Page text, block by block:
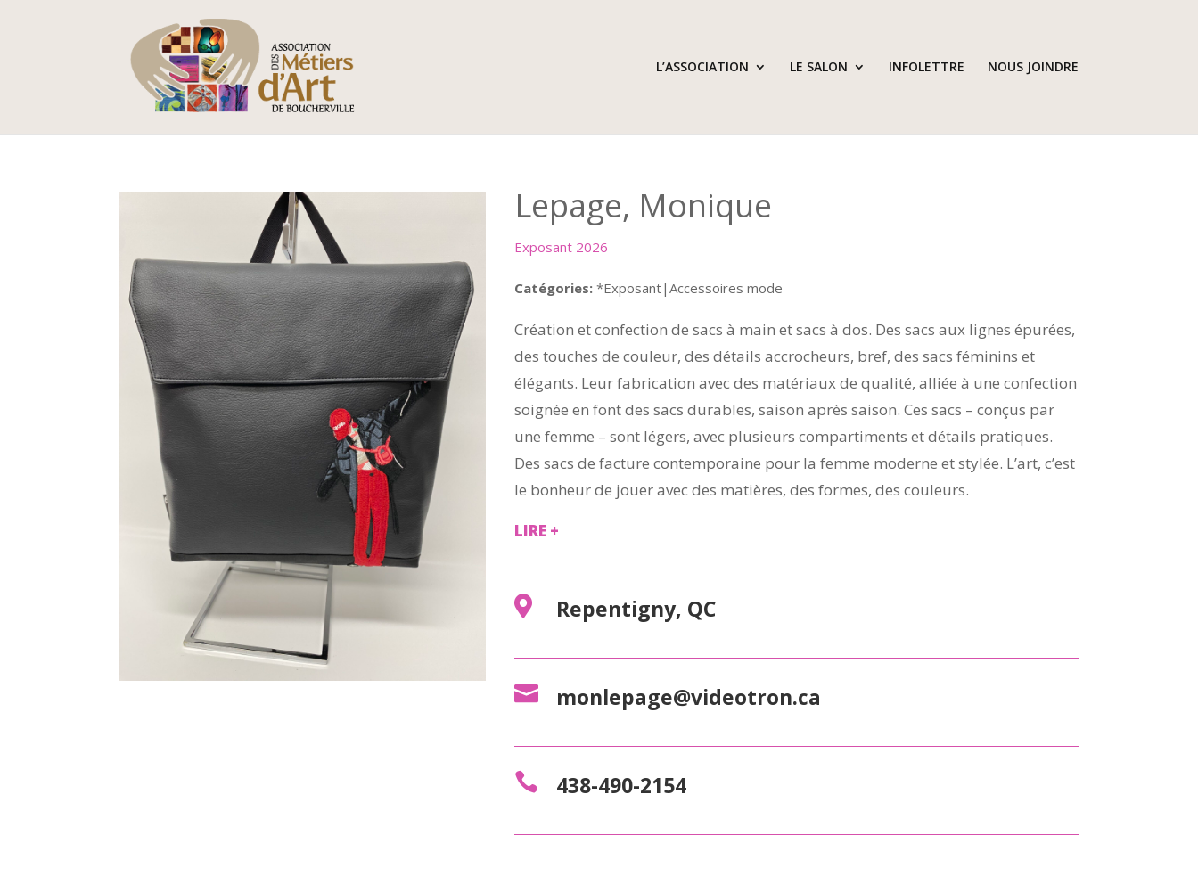
L’ASSOCIATION LE SALON INFOLETTRE NOUS JOINDRE
Lepage, Monique
Exposant 2026
Catégories:*Exposant|Accessoires mode
Création et confection de sacs à main et sacs à dos. Des sacs aux lignes épurées,
des touches de couleur, des détails accrocheurs, bref, des sacs féminins et
élégants. Leur fabrication avec des matériaux de qualité, alliée à une confection
soignée en font des sacs durables, saison après saison. Ces sacs – conçus par
une femme – sont légers, avec plusieurs compartiments et détails pratiques.
Des sacs de facture contemporaine pour la femme moderne et stylée. L’art, c’est
le bonheur de jouer avec des matières, des formes, des couleurs.
LIRE +
 Repentigny, QC
 monlepage@videotron.ca
 438-490-2154